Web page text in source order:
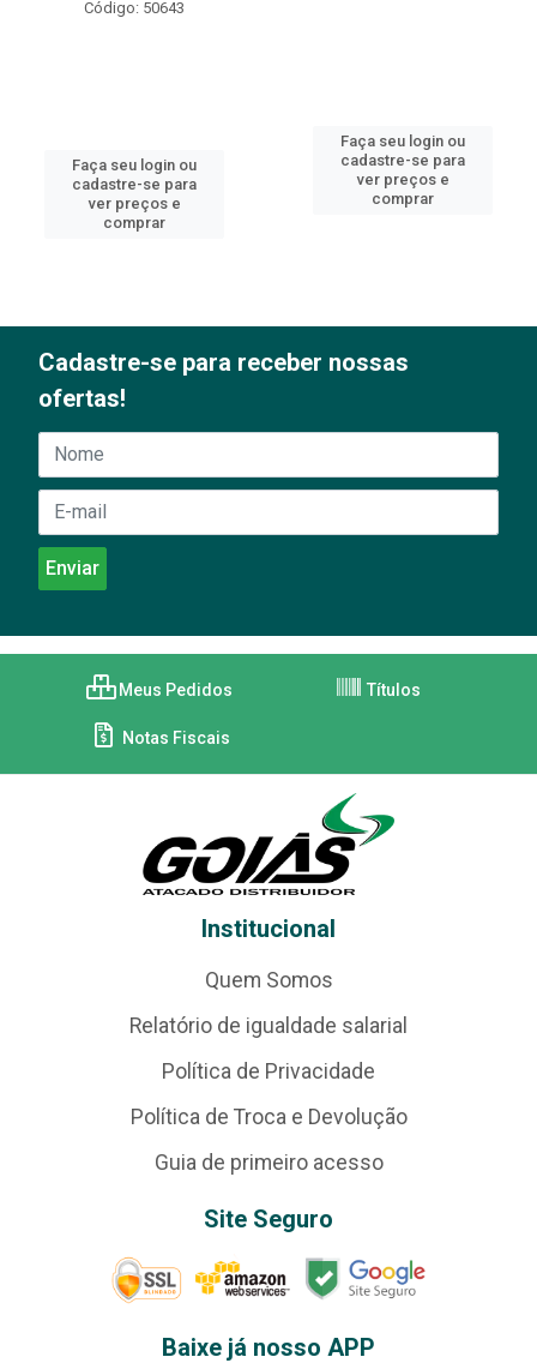
Código: 50643
Faça seu login ou
cadastre-se para
ver preços e
comprar
Faça seu login ou
cadastre-se para
ver preços e
comprar
Cadastre-se para receber nossas
ofertas!
Meus Pedidos Títulos
Notas Fiscais
Institucional
Quem Somos
Relatório de igualdade salarial
Política de Privacidade
Política de Troca e Devolução
Guia de primeiro acesso
Site Seguro
Baixe já nosso APP